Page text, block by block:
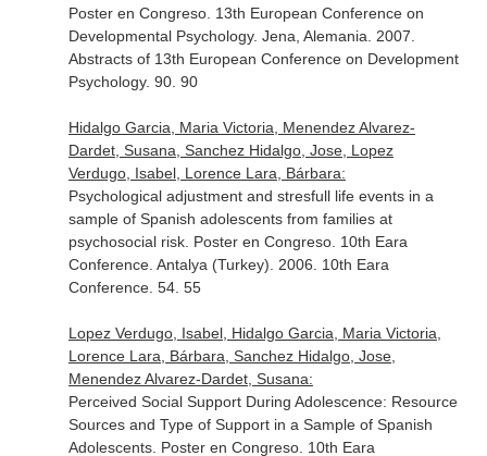
Poster en Congreso. 13th European Conference on
Developmental Psychology. Jena, Alemania. 2007.
Abstracts of 13th European Conference on Development
Psychology. 90. 90
Hidalgo Garcia, Maria Victoria, Menendez Alvarez-
Dardet, Susana, Sanchez Hidalgo, Jose, Lopez
Verdugo, Isabel, Lorence Lara, Bárbara:
Psychological adjustment and stresfull life events in a
sample of Spanish adolescents from families at
psychosocial risk. Poster en Congreso. 10th Eara
Conference. Antalya (Turkey). 2006. 10th Eara
Conference. 54. 55
Lopez Verdugo, Isabel, Hidalgo Garcia, Maria Victoria,
Lorence Lara, Bárbara, Sanchez Hidalgo, Jose,
Menendez Alvarez-Dardet, Susana:
Perceived Social Support During Adolescence: Resource
Sources and Type of Support in a Sample of Spanish
Adolescents. Poster en Congreso. 10th Eara